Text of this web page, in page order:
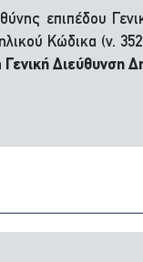
επιπέδου
Κώδικα (ν.
Γενική Διεύθυνση